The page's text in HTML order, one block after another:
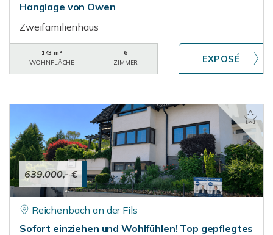
Hanglage von Owen
Zweifamilienhaus
143 m²
WOHNFLÄCHE
6
ZIMMER
639.000,- €
Reichenbach an der Fils
Sofort einziehen und Wohlfühlen! Top gepflegtes